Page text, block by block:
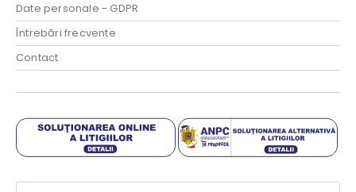
Date personale - GDPR
Întrebări frecvente
Contact